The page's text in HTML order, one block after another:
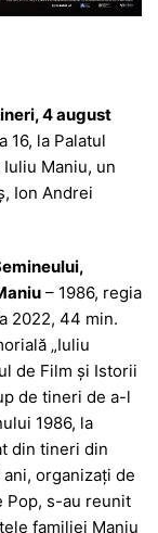
4 august
16, la Palatul
Maniu, un
Ion Andrei
– 1986, regia
2022, 44 min.
„Iuliu
de Film și Istorii
de tineri de a-l
1986, la
din tineri din
organizați de
Pop, s-au reunit
familiei Maniu